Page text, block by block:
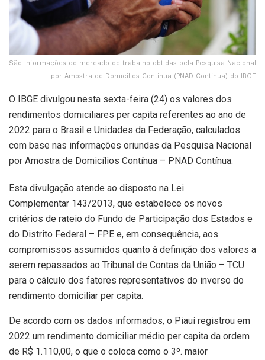
São informações do mercado de trabalho obtidas pela Pesquisa Nacional
por Amostra de Domicílios Contínua (PNAD Contínua) do IBGE
O IBGE divulgou nesta sexta-feira (24) os valores dos
rendimentos domiciliares per capita referentes ao ano de
2022 para o Brasil e Unidades da Federação, calculados
com base nas informações oriundas da Pesquisa Nacional
por Amostra de Domicílios Contínua – PNAD Contínua.
Esta divulgação atende ao disposto na Lei
Complementar 143/2013, que estabelece os novos
critérios de rateio do Fundo de Participação dos Estados e
do Distrito Federal – FPE e, em consequência, aos
compromissos assumidos quanto à definição dos valores a
serem repassados ao Tribunal de Contas da União – TCU
para o cálculo dos fatores representativos do inverso do
rendimento domiciliar per capita.
De acordo com os dados informados, o Piauí registrou em
2022 um rendimento domiciliar médio per capita da ordem
de R$ 1.110,00, o que o coloca como o 3º. maior